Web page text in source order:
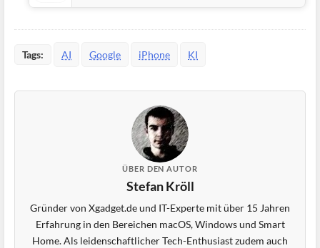
Tags: AI Google iPhone KI
ÜBER DEN AUTOR
Stefan Kröll
Gründer von Xgadget.de und IT-Experte mit über 15 Jahren
Erfahrung in den Bereichen macOS, Windows und Smart
Home. Als leidenschaftlicher Tech-Enthusiast zudem auch